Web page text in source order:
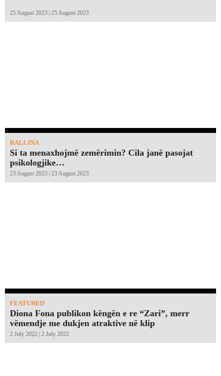
25 August 2023 | 25 August 2023
BALLINA
Si ta menaxhojmë zemërimin? Cila janë pasojat
psikologjike…
23 August 2023 | 23 August 2023
FEATURED
Diona Fona publikon këngën e re “Zari”, merr
vëmendje me dukjen atraktive në klip
2 July 2022 | 2 July 2022